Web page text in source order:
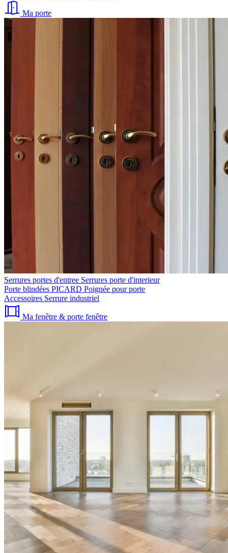
Ma porte
Serrures portes d'entree Serrures porte d'interieur
Porte blindées PICARD Poignée pour porte
Accessoires Serrure industriel
Ma fenêtre & porte fenêtre